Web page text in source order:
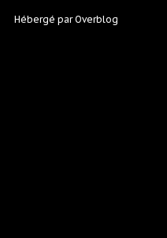
Hébergé parOverblog